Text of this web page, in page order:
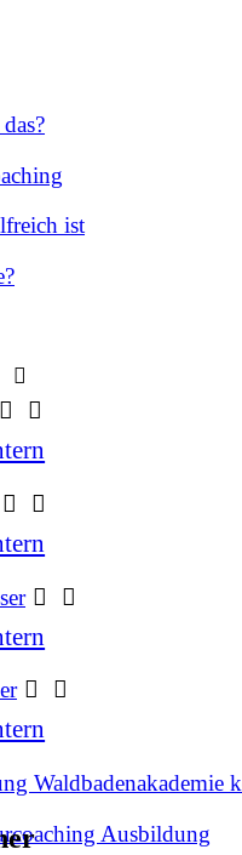
ist
Waldbadenakademie
Ausbildung